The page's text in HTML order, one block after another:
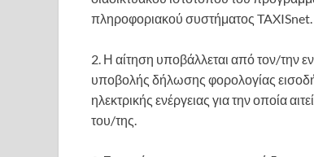
πληροφοριακού συστήματος TAXISnet.
2. Η αίτηση υποβάλλεται από τον/την
υποβολής δήλωσης φορολογίας
ηλεκτρικής ενέργειας για την οποία
του/της.